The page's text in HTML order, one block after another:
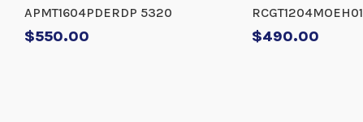
APMT1604PDERDP 5320
$550.00
RCGT1204MOEH01
$490.00